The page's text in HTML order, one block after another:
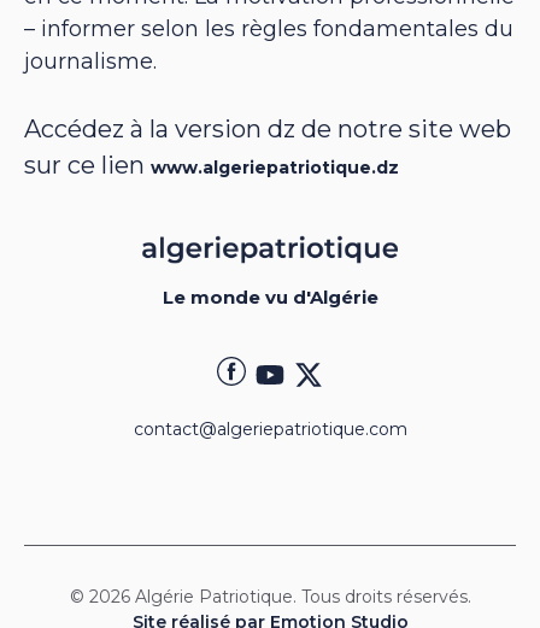
– informer selon les règles fondamentales du
journalisme.
Accédez à la version dz de notre site web
sur ce lien www.algeriepatriotique.dz
Le monde vu d'Algérie
contact@algeriepatriotique.com
© 2026 Algérie Patriotique. Tous droits réservés.
Site réalisé par Emotion Studio